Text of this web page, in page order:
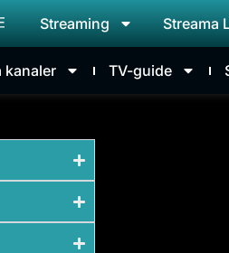
Streaming Streama
kanaler TV-guide